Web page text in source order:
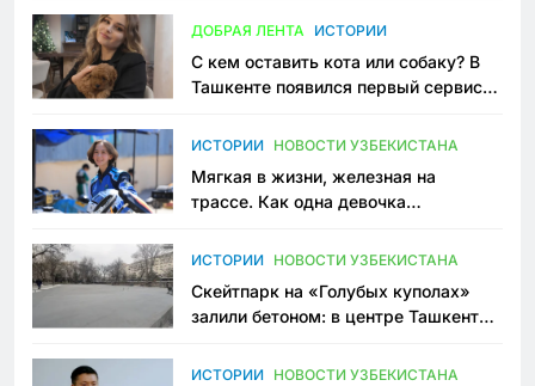
ДОБРАЯ ЛЕНТА ИСТОРИИ
С кем оставить кота или собаку? В
Ташкенте появился первый сервис
ИСТОРИИ НОВОСТИ УЗБЕКИСТАНА
Мягкая в жизни, железная на
трассе. Как одна девочка
Узбекистане
ИСТОРИИ НОВОСТИ УЗБЕКИСТАНА
Скейтпарк на «Голубых куполах»
залили бетоном: в центре Ташкента
пространство
ИСТОРИИ НОВОСТИ УЗБЕКИСТАНА